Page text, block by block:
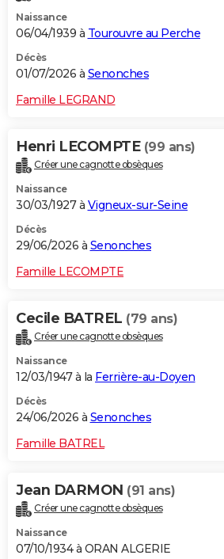
Naissance
06/04/1939 à Tourouvre au Perche
Décès
01/07/2026 à Senonches
Famille LEGRAND
Henri LECOMPTE (99 ans)
Créer une cagnotte obsèques
Naissance
30/03/1927 à Vigneux-sur-Seine
Décès
29/06/2026 à Senonches
Famille LECOMPTE
Cecile BATREL (79 ans)
Créer une cagnotte obsèques
Naissance
12/03/1947 à la Ferrière-au-Doyen
Décès
24/06/2026 à Senonches
Famille BATREL
Jean DARMON (91 ans)
Créer une cagnotte obsèques
Naissance
07/10/1934 à ORAN ALGERIE